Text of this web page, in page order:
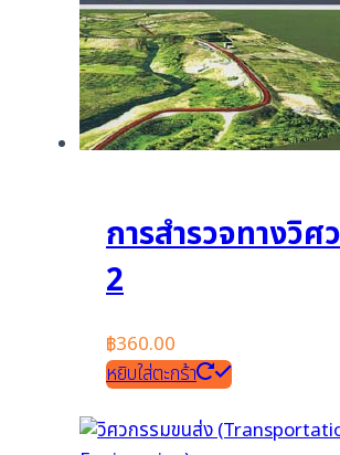
การสำรวจทางวิศ
2
฿360.00
หยิบใส่ตะกร้า